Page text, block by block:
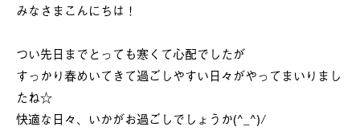
みなさまこんにちは！
つい先日までとっても寒くて心配でしたが
すっかり春めいてきて過ごしやすい日々がやってまいりまし
たね☆
快適な日々、いかがお過ごしでしょうか(^_^)/